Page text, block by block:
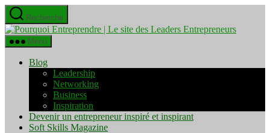
Aller
au
contenu
Recherche
Pourquoi
Menu
Blog
Leadership
Networking
Business
Inspiration
Devenir un entrepreneur inspiré et inspirant
Soft Skills Magazine